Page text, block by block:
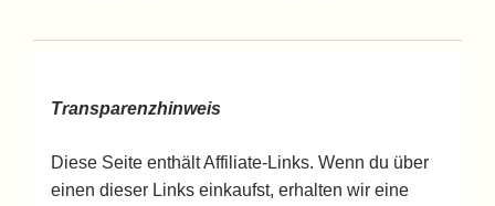
Transparenzhinweis
Diese Seite enthält Affiliate-Links. Wenn du über
einen dieser Links einkaufst, erhalten wir eine